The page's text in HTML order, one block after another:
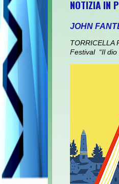
NOTIZIA IN
JOHN
TORRICELLA
Festival “Il dio